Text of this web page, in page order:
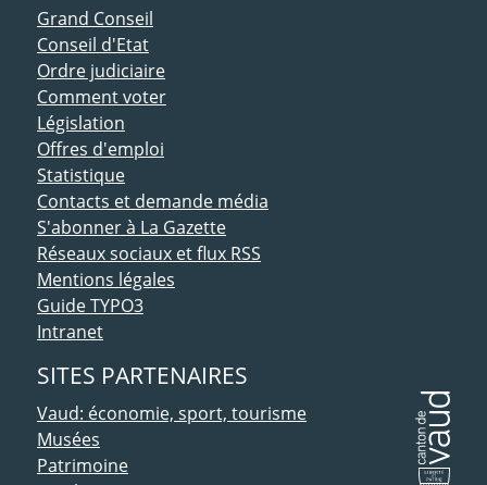
ACCÈS DIRECT
Grand Conseil
Conseil d'Etat
Ordre judiciaire
Comment voter
Législation
Offres d'emploi
Statistique
Contacts et demande média
S'abonner à La Gazette
Réseaux sociaux et flux RSS
Mentions légales
Guide TYPO3
Intranet
SITES PARTENAIRES
Vaud: économie, sport, tourisme
Musées
Patrimoine